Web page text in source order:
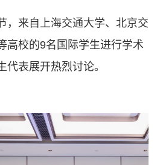
，来自上海交通大学、北京交
高校的9名国际学生进行学术
代表展开热烈讨论。